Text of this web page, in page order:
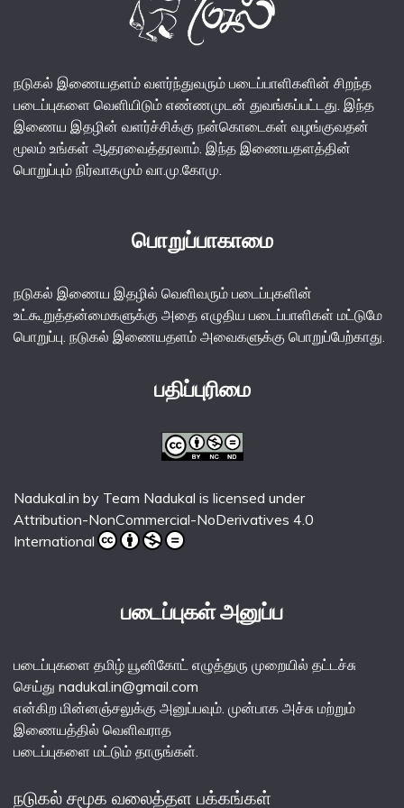
நடுகல் இணையதளம் வளர்ந்துவரும் படைப்பாளிகளின் சிறந்த
படைப்புகளை வெளியிடும் எண்ணமுடன் துவங்கப்பட்டது. இந்த
இணைய இதழின் வளர்ச்சிக்கு நன்கொடைகள் வழங்குவதன்
மூலம் உங்கள் ஆதரவைத்தரலாம். இந்த இணையதளத்தின்
பொறுப்பும் நிர்வாகமும் வா.மு.கோமு.
பொறுப்பாகாமை
நடுகல் இணைய இதழில் வெளிவரும் படைப்புகளின்
உட்கூறுத்தன்மைகளுக்கு அதை எழுதிய படைப்பாளிகள் மட்டுமே
பொறுப்பு. நடுகல் இணையதளம் அவைகளுக்கு பொறுப்பேற்காது.
பதிப்புரிமை
Nadukal.in by Team Nadukal is licensed under
Attribution-NonCommercial-NoDerivatives 4.0
International
படைப்புகள் அனுப்ப
படைப்புகளை தமிழ் யூனிகோட் எழுத்துரு முறையில் தட்டச்சு
செய்து nadukal.in@gmail.com
என்கிற மின்னஞ்சலுக்கு அனுப்பவும். முன்பாக அச்சு மற்றும்
இணையத்தில் வெளிவராத
படைப்புகளை மட்டும் தாருங்கள்.
நடுகல் சமூக வலைத்தள பக்கங்கள்